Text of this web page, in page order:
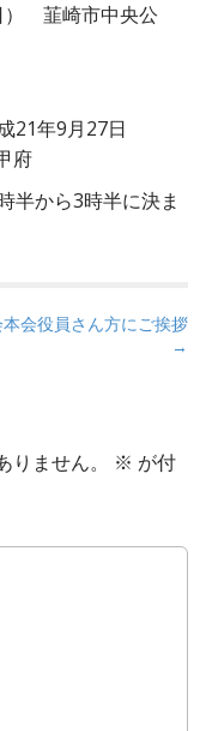
韮崎市中央公
年9月27日
府
半から3時半に決ま
会役員さん方にご挨拶
→
ません。 ※ が付